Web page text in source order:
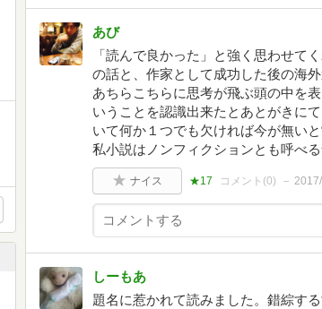
あび
「読んで良かった」と強く思わせて
の話と、作家として成功した後の海
あちらこちらに思考が飛ぶ頭の中を
いうことを認識出来たとあとがきに
いて何か１つでも欠ければ今が無い
私小説はノンフィクションとも呼べる
ナイス ★17 コメント(0)
しーもあ
題名に惹かれて読みました。錯綜す